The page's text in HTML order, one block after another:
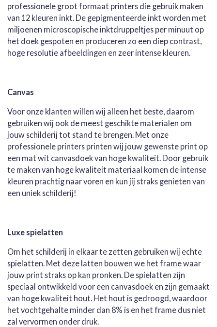
professionele groot formaat printers die gebruik maken
van 12 kleuren inkt. De gepigmenteerde inkt worden met
miljoenen microscopische inktdruppeltjes per minuut op
het doek gespoten en produceren zo een diep contrast,
hoge resolutie afbeeldingen en zeer intense kleuren.
Canvas
Voor onze klanten willen wij alleen het beste, daarom
gebruiken wij ook de meest geschikte materialen om
jouw schilderij tot stand te brengen. Met onze
professionele printers printen wij jouw gewenste print op
een mat wit canvasdoek van hoge kwaliteit. Door gebruik
te maken van hoge kwaliteit materiaal komen de intense
kleuren prachtig naar voren en kun jij straks genieten van
een uniek schilderij!
Luxe spielatten
Om het schilderij in elkaar te zetten gebruiken wij echte
spielatten. Met deze latten bouwen we het frame waar
jouw print straks op kan pronken. De spielatten zijn
speciaal ontwikkeld voor een canvasdoek en zijn gemaakt
van hoge kwaliteit hout. Het hout is gedroogd, waardoor
het vochtgehalte minder dan 8% is en het frame dus niet
zal vervormen onder druk.